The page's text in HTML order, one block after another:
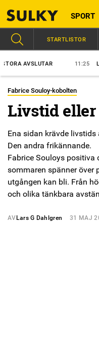
SPORT
AVSLUTAR 11:25
STARTLISTOR
Fabrice Souloy-kobolten
Livstid
Ena sidan krävde livstids
Den andra frikännande.
Fabrice Souloys positiva
sommaren spänner över
utgången kan bli. Från
och olika tänkbara
AV Lars G Dahlgren 31 MAJ